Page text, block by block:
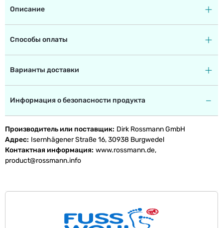
Описание
Способы оплаты
Варианты доставки
Информация о безопасности продукта
Производитель или поставщик Dirk Rossmann GmbH
Адрес Isernhägener Straße 16, 30938 Burgwedel
Контактная информация www.rossmann.de,
product@rossmann.info